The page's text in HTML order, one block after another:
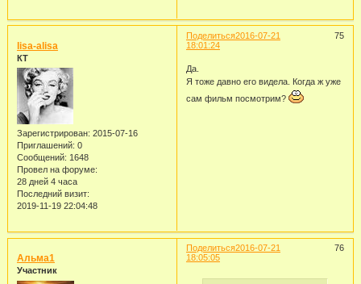
Поделиться 75
2016-07-21
18:01:24
lisa-alisa
КТ
Зарегистрирован: 2015-07-16
Приглашений: 0
Сообщений: 1648
Провел на форуме:
28 дней 4 часа
Последний визит:
2019-11-19 22:04:48
Да.
Я тоже давно его видела. Когда ж уже
сам фильм посмотрим?
Поделиться 76
2016-07-21
18:05:05
Альма1
Участник